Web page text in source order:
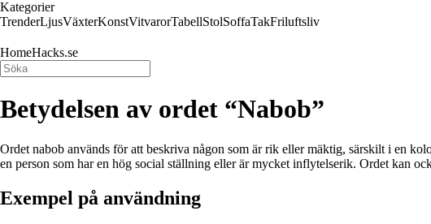
Kategorier
TrenderLjusVäxterKonstVitvarorTabellStolSoffaTakFriluftsliv
HomeHacks.se
Betydelsen av ordet “Nabob”
Ordet nabob används för att beskriva någon som är rik eller mäktig, särskilt i en
en person som har en hög social ställning eller är mycket inflytelserik. Ordet kan
Exempel på användning